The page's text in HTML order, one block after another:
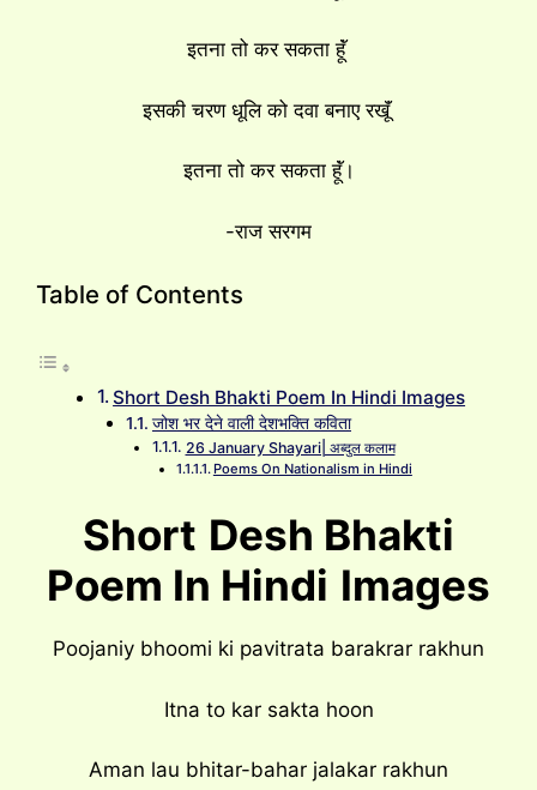
इतना तो कर सकता हूॅं
इसकी चरण धूलि को दवा बनाए रखूॅं
इतना तो कर सकता हूॅं।
-राज सरगम
Table of Contents
Short Desh Bhakti Poem In Hindi Images
जोश भर देने वाली देशभक्ति कविता
26 January Shayari| अब्दुल कलाम
Poems On Nationalism in Hindi
Short Desh Bhakti
Poem In Hindi Images
Poojaniy bhoomi ki pavitrata barakrar rakhun
Itna to kar sakta hoon
Aman lau bhitar-bahar jalakar rakhun